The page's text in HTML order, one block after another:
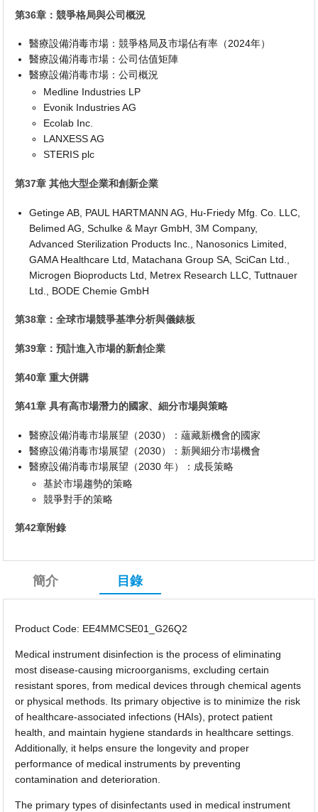
第36章：競爭格局與公司概況
醫療設備消毒市場：競爭格局及市場佔有率（2024年）
醫療設備消毒市場：公司估值矩陣
醫療設備消毒市場：公司概況
Medline Industries LP
Evonik Industries AG
Ecolab Inc.
LANXESS AG
STERIS plc
第37章 其他大型企業和創新企業
Getinge AB, PAUL HARTMANN AG, Hu-Friedy Mfg. Co. LLC,
Belimed AG, Schulke & Mayr GmbH, 3M Company,
Advanced Sterilization Products Inc., Nanosonics Limited,
GAMA Healthcare Ltd, Matachana Group SA, SciCan Ltd.,
Microgen Bioproducts Ltd, Metrex Research LLC, Tuttnauer
Ltd., BODE Chemie GmbH
第38章：全球市場競爭基準分析與儀錶板
第39章：預計進入市場的新創企業
第40章 重大併購
第41章 具有高市場潛力的國家、細分市場與策略
醫療設備消毒市場展望（2030）：蘊藏新機會的國家
醫療設備消毒市場展望（2030）：新興細分市場機會
醫療設備消毒市場展望（2030 年）：成長策略
基於市場趨勢的策略
競爭對手的策略
第42章附錄
簡介 目錄
Product Code: EE4MMCSE01_G26Q2
Medical instrument disinfection is the process of eliminating
most disease-causing microorganisms, excluding certain
resistant spores, from medical devices through chemical agents
or physical methods. Its primary objective is to minimize the risk
of healthcare-associated infections (HAIs), protect patient
health, and maintain hygiene standards in healthcare settings.
Additionally, it helps ensure the longevity and proper
performance of medical instruments by preventing
contamination and deterioration.
The primary types of disinfectants used in medical instrument